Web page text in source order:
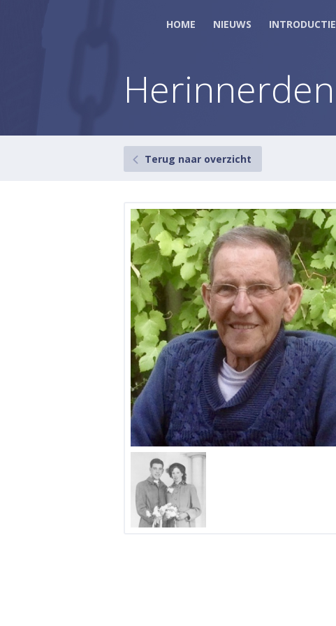
HOME NIEUWS INTRODUCTIE
Herinnerden
Terug naar overzicht